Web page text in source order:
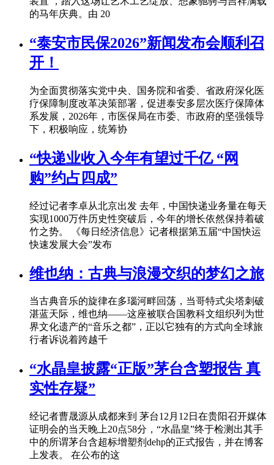
的马年庆典。由 20
“泰安市民保2026”新闻发布会顺利召
开！
为全面贯彻落实党中央、国务院和省委、省政府深化医
疗保障制度改革决策部署，促进泰安多层次医疗保障体
系发展，2026年，市医保局在市委、市政府的坚强领导
下，积极响应，统筹协
“快递业收入今年有望过千亿 “网
购”约占四成”
经过记者李卓从北京出发 去年，中国快递业务量在每天
实现1000万件历史性突破后，今年的增长依然保持着破
竹之势。 《每日经济信息》记者根据第五届“中国快运
快速发展大会”发布
维也纳：古典与浪漫交织的梦幻之旅
当古典音乐的旋律在多瑙河畔回荡，当哥特式尖塔刺破
湛蓝天际，维也纳——这座被联合国教科文组织列为世
界文化遗产的“音乐之都”，正以它独有的方式向全球旅
行者诉说着跨越千
“水晶皇披露“正版”茅台含塑报告 真
实性存疑”
经记者曹晟源从成都来到 茅台12月12日在贵阳召开媒体
证明会的当天晚上20点58分，“水晶皇”终于检测出其手
中的所谓茅台含超标增塑剂dehp的正式报告，并在博客
上发表。 在公布的这